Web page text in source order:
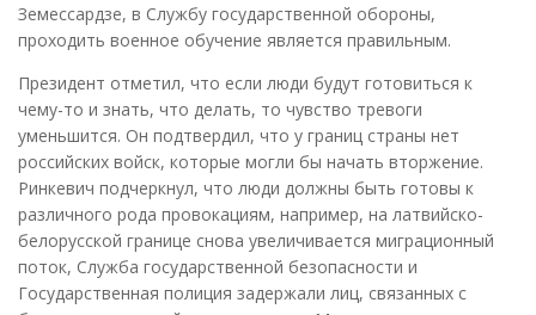
Земессардзе, в Службу государственной обороны,
проходить военное обучение является правильным.
Президент отметил, что если люди будут готовиться к
чему-то и знать, что делать, то чувство тревоги
уменьшится. Он подтвердил, что у границ страны нет
российских войск, которые могли бы начать вторжение.
Ринкевич подчеркнул, что люди должны быть готовы к
различного рода провокациям, например, на латвийско-
белорусской границе снова увеличивается миграционный
поток, Служба государственной безопасности и
Государственная полиция задержали лиц, связанных с